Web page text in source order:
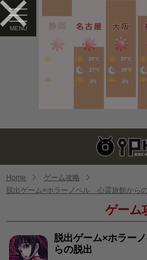
Home
ゲーム攻略
脱出ゲーム×ホラーノベル 心霊旅館から
ゲーム
脱出ゲーム×ホラー
らの脱出